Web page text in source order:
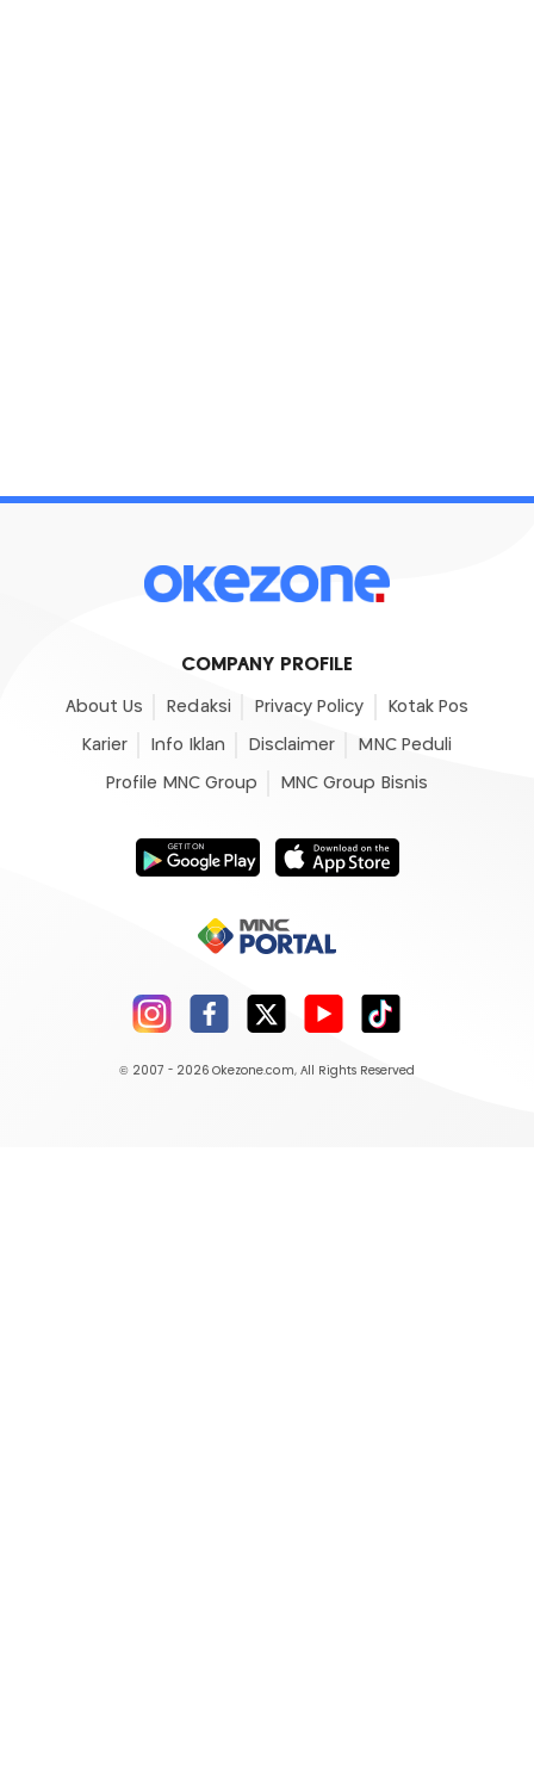
COMPANY PROFILE
About Us Redaksi Privacy Policy Kotak Pos
Karier Info Iklan Disclaimer MNC Peduli
Profile MNC Group MNC Group Bisnis
© 2007 - 2026 Okezone.com, All Rights Reserved